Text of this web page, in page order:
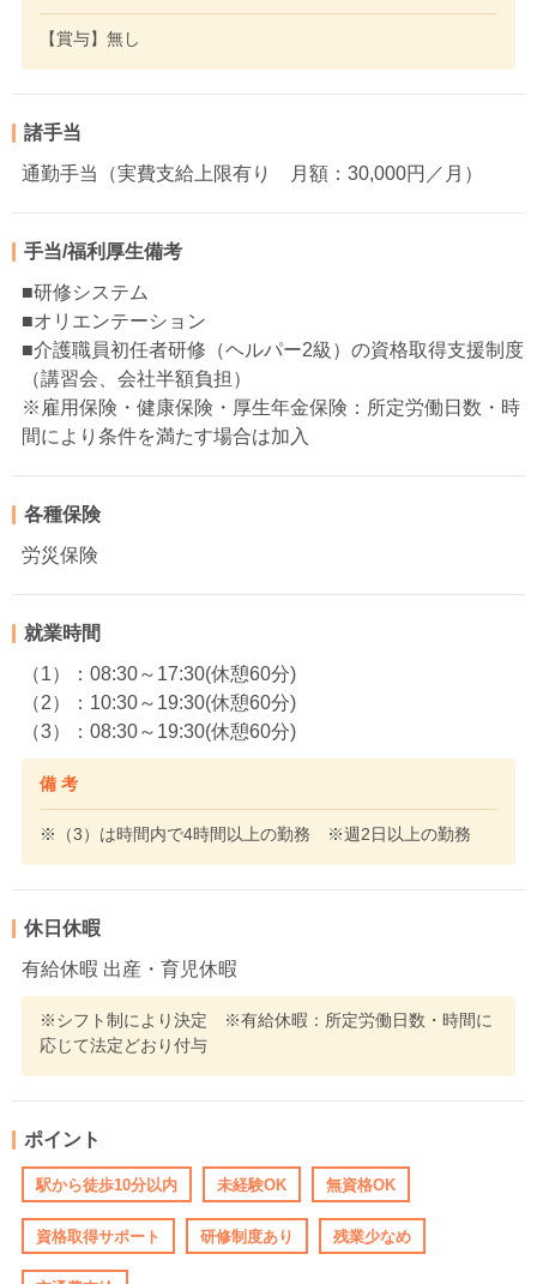
【賞与】無し
諸手当
通勤手当（実費支給上限有り 月額：30,000円／月）
手当/福利厚生備考
■研修システム
■オリエンテーション
■介護職員初任者研修（ヘルパー2級）の資格取得支援制度
（講習会、会社半額負担）
※雇用保険・健康保険・厚生年金保険：所定労働日数・時
間により条件を満たす場合は加入
各種保険
労災保険
就業時間
（1）：08:30～17:30(休憩60分)
（2）：10:30～19:30(休憩60分)
（3）：08:30～19:30(休憩60分)
備 考
※（3）は時間内で4時間以上の勤務 ※週2日以上の勤務
休日休暇
有給休暇 出産・育児休暇
※シフト制により決定 ※有給休暇：所定労働日数・時間に
応じて法定どおり付与
ポイント
駅から徒歩10分以内 未経験OK 無資格OK
資格取得サポート 研修制度あり 残業少なめ